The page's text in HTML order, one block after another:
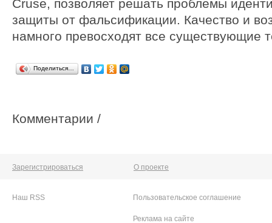
Cruse, позволяет решать проблемы
защиты от фальсификации. Качество и
намного превосходят все существующие
Поделиться…
Комментарии /
Зарегистрироваться О проекте
Наш RSS Пользовательское соглашение
Реклама на сайте